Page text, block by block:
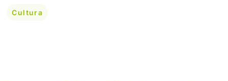
Cultura